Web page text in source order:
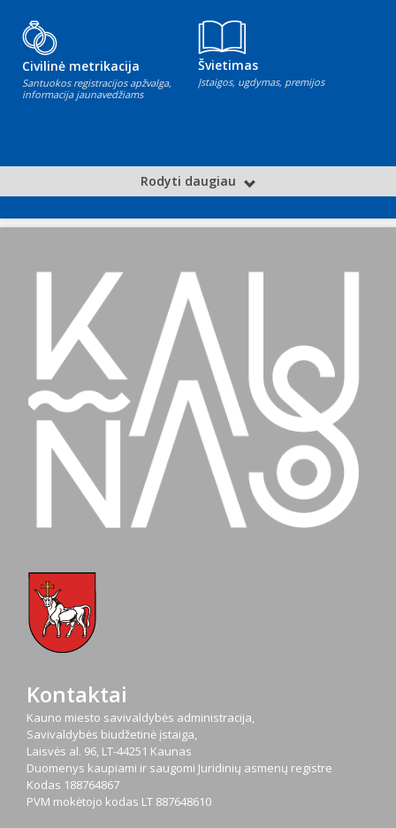
Civilinė metrikacija
Santuokos registracijos apžvalga,
informacija jaunavedžiams
Švietimas
Įstaigos, ugdymas, premijos
Rodyti daugiau
Kontaktai
Kauno miesto savivaldybės administracija,
Savivaldybės biudžetinė įstaiga,
Laisvės al. 96, LT-44251 Kaunas
Duomenys kaupiami ir saugomi Juridinių asmenų registre
Kodas 188764867
PVM mokėtojo kodas LT 887648610